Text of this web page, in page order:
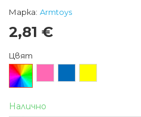
Марка: Armtoys
2,81 €
Цвят
Произволен/
микс
Налично